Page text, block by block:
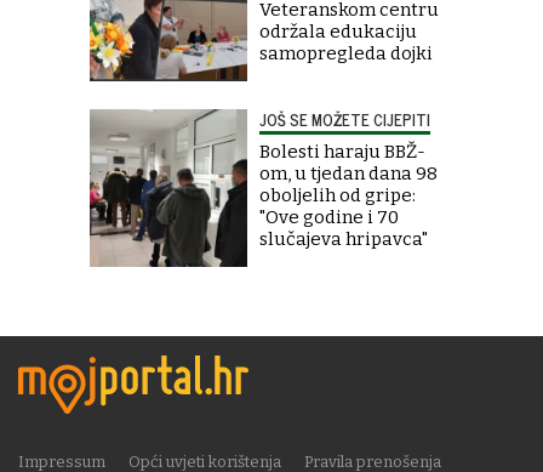
Veteranskom centru
održala edukaciju
samopregleda dojki
JOŠ SE MOŽETE CIJEPITI
Bolesti haraju BBŽ-
om, u tjedan dana 98
oboljelih od gripe:
"Ove godine i 70
slučajeva hripavca"
Impressum Opći uvjeti korištenja
Pravila prenošenja